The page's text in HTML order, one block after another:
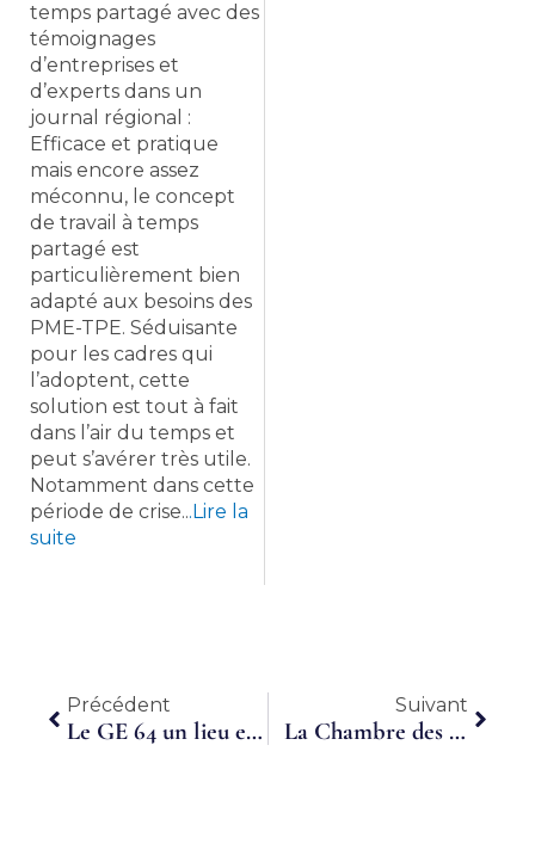
temps partagé avec des
témoignages
d’entreprises et
d’experts dans un
journal régional :
Efficace et pratique
mais encore assez
méconnu, le concept
de travail à temps
partagé est
particulièrement bien
adapté aux besoins des
PME-TPE. Séduisante
pour les cadres qui
l’adoptent, cette
solution est tout à fait
dans l’air du temps et
peut s’avérer très utile.
Notamment dans cette
période de crise...Lire la
suite
Précédent
Précédent
Le GE 64 un lieu entre employeurs et salariés
Suivant
La Chambre des Métiers et de l’Artisanat et le Groupement d’Employeurs 24 proposent divers postes en Dordogne